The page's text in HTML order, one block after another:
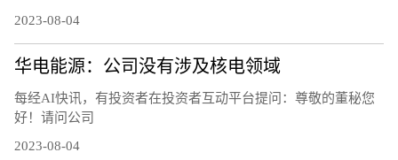
2023-08-04
华电能源：公司没有涉及核电领域
每经AI快讯，有投资者在投资者互动平台提问：尊敬的董秘您
好！请问公司
2023-08-04